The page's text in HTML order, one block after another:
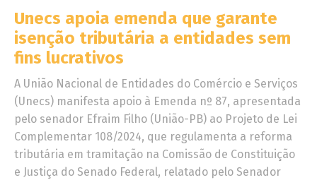
Unecs apoia emenda que garante
isenção tributária a entidades sem
fins lucrativos
A União Nacional de Entidades do Comércio e Serviços
(Unecs) manifesta apoio à Emenda nº 87, apresentada
pelo senador Efraim Filho (União-PB) ao Projeto de Lei
Complementar 108/2024, que regulamenta a reforma
tributária em tramitação na Comissão de Constituição
e Justiça do Senado Federal, relatado pelo Senador